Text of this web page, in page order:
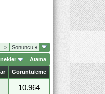
> Sonuncu »
Arama
Görüntüleme
10.964